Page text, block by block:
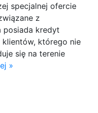
specjalnej ofercie
z
posiada kredyt
którego nie
się na terenie
»